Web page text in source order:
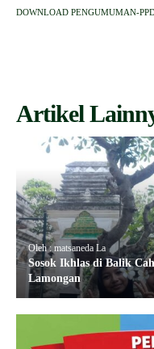
DOWNLOAD PENGUMUMAN-
Artikel
Oleh : matsaneda La
Sosok Ikhlas di Balik
Lamongan